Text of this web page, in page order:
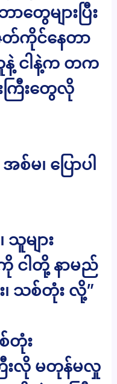
တွေများပြီး
ကိုင်နေတာ
ငါနဲ့က တက
ကြီးတွေလို
မ၊ ပြောပါ
သူများ
ငါတို့ နာမည်
သစ်တုံး လို့”
တုံး
းလို မတုန်မလှု